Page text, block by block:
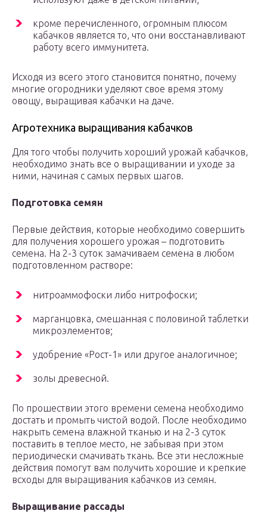
кроме перечисленного, огромным плюсом
кабачков является то, что они восстанавливают
работу всего иммунитета.
Исходя из всего этого становится понятно, почему
многие огородники уделяют свое время этому
овощу, выращивая кабачки на даче.
Агротехника выращивания кабачков
Для того чтобы получить хороший урожай кабачков,
необходимо знать все о выращивании и уходе за
ними, начиная с самых первых шагов.
Подготовка семян
Первые действия, которые необходимо совершить
для получения хорошего урожая – подготовить
семена. На 2-3 суток замачиваем семена в любом
подготовленном растворе:
нитроаммофоски либо нитрофоски;
марганцовка, смешанная с половиной таблетки
микроэлементов;
удобрение «Рост-1» или другое аналогичное;
золы древесной.
По прошествии этого времени семена необходимо
достать и промыть чистой водой. После необходимо
накрыть семена влажной тканью и на 2-3 суток
поставить в теплое место, не забывая при этом
периодически смачивать ткань. Все эти несложные
действия помогут вам получить хорошие и крепкие
всходы для выращивания кабачков из семян.
Выращивание рассады